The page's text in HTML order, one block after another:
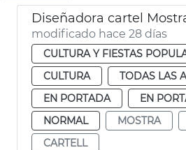
Diseñadora cartel
modificado hace 28 días
CULTURA Y FIESTAS
CULTURA
TODAS LAS
EN PORTADA
EN
NORMAL
MOSTRA
CARTELL